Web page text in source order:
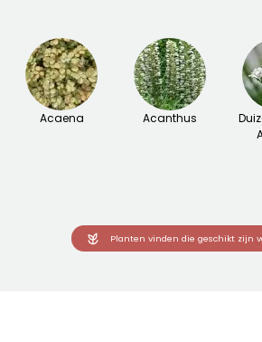
Acaena Acanthus
Planten vinden die geschikt zijn